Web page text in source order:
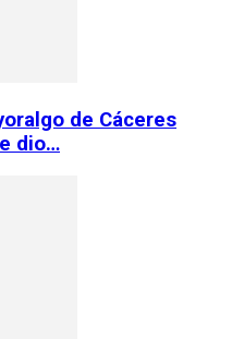
de Cáceres
dio…